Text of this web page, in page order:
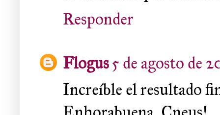
Responder
Flogus5 de agosto de
Increíble el resultado